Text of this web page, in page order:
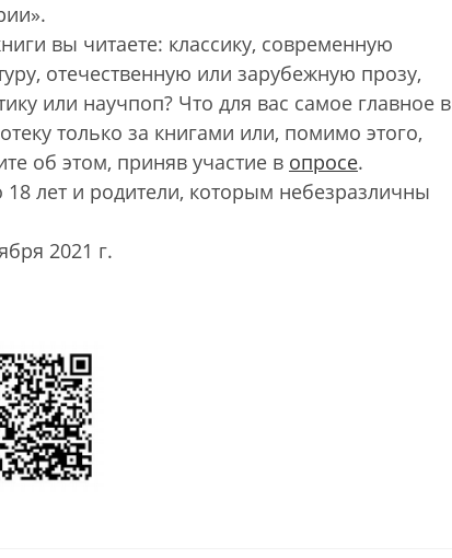
вы читаете: классику, современную
отечественную или зарубежную прозу,
или научпоп? Что для вас самое главное в
только за книгами или, помимо этого,
об этом, приняв участие в опросе.
лет и родители, которым небезразличны
2021 г.